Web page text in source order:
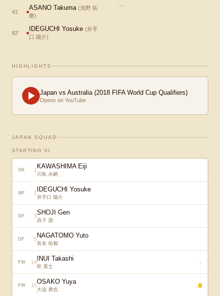
41'
ASANO Takuma (浅野 拓
磨)
82'
IDEGUCHI Yosuke (井手
口 陽介)
—
HIGHLIGHTS
Japan vs Australia (2018 FIFA World Cup Qualifiers)
Opens on YouTube
JAPAN SQUAD
STARTING XI
GK 1 KAWASHIMA Eiji
川島 永嗣
MF 2 IDEGUCHI Yosuke
井手口 陽介
DF 3SHOJI Gen
昌子 源
DF 5NAGATOMO Yuto
長友 佑都
FW 14 INUI Takashi
乾 貴士
↓
FW 15OSAKO Yuya
大迫 勇也
↓